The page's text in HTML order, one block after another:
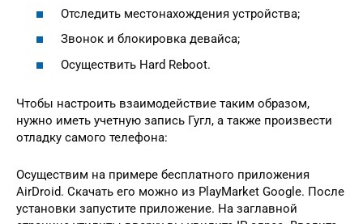
Отследить местонахождения устройства;
Звонок и блокировка девайса;
Осуществить Hard Reboot.
Чтобы настроить взаимодействие таким образом,
нужно иметь учетную запись Гугл, а также произвести
отладку самого телефона:
Осуществим на примере бесплатного приложения
AirDroid. Скачать его можно из PlayMarket Google. После
установки запустите приложение. На заглавной